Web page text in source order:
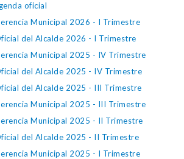
oficial
Municipal 2026 - I Trimestre
del Alcalde 2026 - I Trimestre
Municipal 2025 - IV Trimestre
del Alcalde 2025 - IV Trimestre
del Alcalde 2025 - III Trimestre
Municipal 2025 - III Trimestre
Municipal 2025 - II Trimestre
del Alcalde 2025 - II Trimestre
Municipal 2025 - I Trimestre